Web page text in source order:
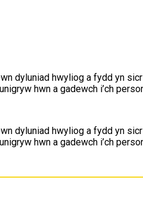
dyluniad hwyliog a fydd yn
hwn a gadewch i’ch
dyluniad hwyliog a fydd yn
hwn a gadewch i’ch